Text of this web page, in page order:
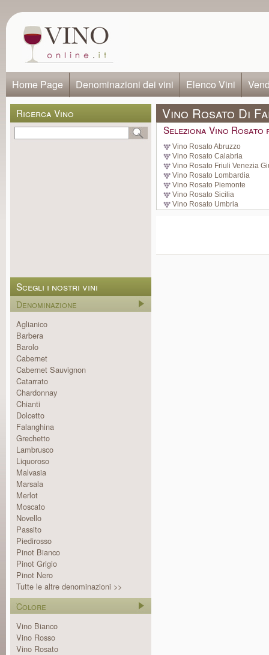
Home Page Denominazioni dei vini Elenco Vini
Ricerca Vino
Scegli i nostri vini
Denominazione
Aglianico
Barbera
Barolo
Cabernet
Cabernet Sauvignon
Catarrato
Chardonnay
Chianti
Dolcetto
Falanghina
Grechetto
Lambrusco
Liquoroso
Malvasia
Marsala
Merlot
Moscato
Novello
Passito
Piedirosso
Pinot Bianco
Pinot Grigio
Pinot Nero
Tutte le altre denominazioni >>
Colore
Vino Bianco
Vino Rosso
Vino Rosato
Vino Rosato Di
Seleziona Vino Rosato
Vino Rosato Abruzzo
Vino Rosato Calabria
Vino Rosato Friuli Venezia
Vino Rosato Lombardia
Vino Rosato Piemonte
Vino Rosato Sicilia
Vino Rosato Umbria